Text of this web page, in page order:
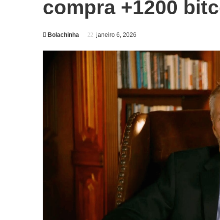
compra +1200
Bolachinha janeiro 6, 2026